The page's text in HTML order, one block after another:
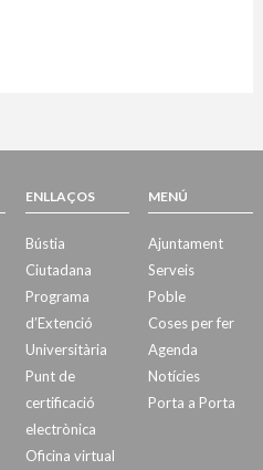
ENLLAÇOS
Bústia
Ciutadana
Programa
d’Extenció
Universitària
Punt de
certificació
electrònica
Oficina virtual
MENÚ
Ajuntament
Serveis
Poble
Coses per fer
Agenda
Notícies
Porta a Porta